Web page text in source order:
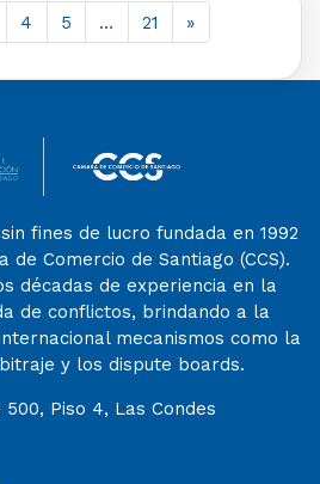
4 5 … 21 »
fines de lucro fundada en 1992
Comercio de Santiago (CCS).
décadas de experiencia en la
de conflictos, brindando a la
mecanismos como la
y los dispute boards.
Piso 4, Las Condes